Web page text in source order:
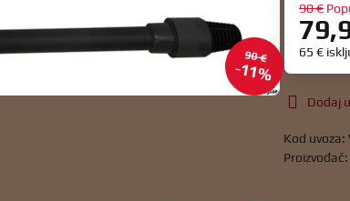
90 €
11%
90 €
65 €
Dodaj
Kod uvoza: